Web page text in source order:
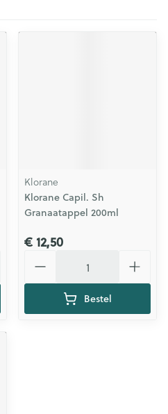
Klorane
Klorane Capil. Sh
Granaatappel 200ml
€ 12,50
Bestel